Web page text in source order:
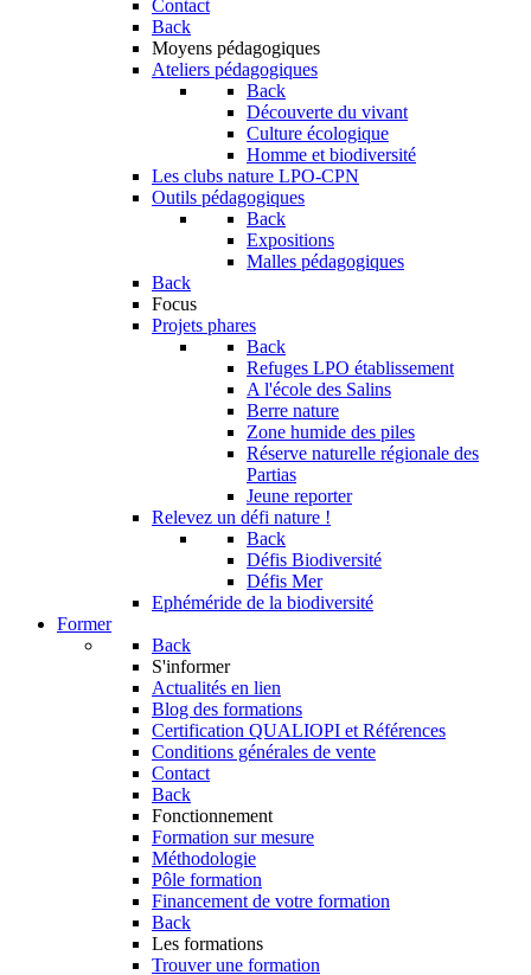
Contact
Back
Moyens pédagogiques
Ateliers pédagogiques
Back
Découverte du vivant
Culture écologique
Homme et biodiversité
Les clubs nature LPO-CPN
Outils pédagogiques
Back
Expositions
Malles pédagogiques
Back
Focus
Projets phares
Back
Refuges LPO établissement
A l'école des Salins
Berre nature
Zone humide des piles
Réserve naturelle régionale des
Partias
Jeune reporter
Relevez un défi nature !
Back
Défis Biodiversité
Défis Mer
Ephéméride de la biodiversité
Former
Back
S'informer
Actualités en lien
Blog des formations
Certification QUALIOPI et Références
Conditions générales de vente
Contact
Back
Fonctionnement
Formation sur mesure
Méthodologie
Pôle formation
Financement de votre formation
Back
Les formations
Trouver une formation